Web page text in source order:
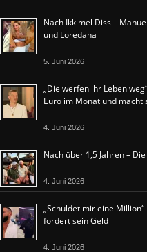
Nach Ikkimel Diss –
und Loredana
5. Juni 2026
„Die werfen ihr Leben
Euro im Monat und
4. Juni 2026
Nach über 1,5 Jahren –
4. Juni 2026
„Schuldet mir eine
fordert sein Geld
4. Juni 2026